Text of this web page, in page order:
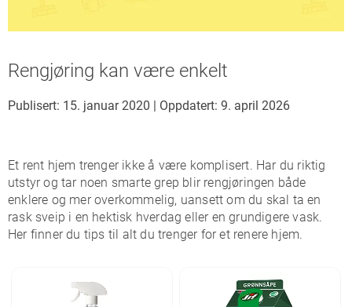
Rengjøring kan være enkelt
Publisert: 15. januar 2020 | Oppdatert: 9. april 2026
Et rent hjem trenger ikke å være komplisert. Har du riktig
utstyr og tar noen smarte grep blir rengjøringen både
enklere og mer overkommelig, uansett om du skal ta en
rask sveip i en hektisk hverdag eller en grundigere vask.
Her finner du tips til alt du trenger for et renere hjem.